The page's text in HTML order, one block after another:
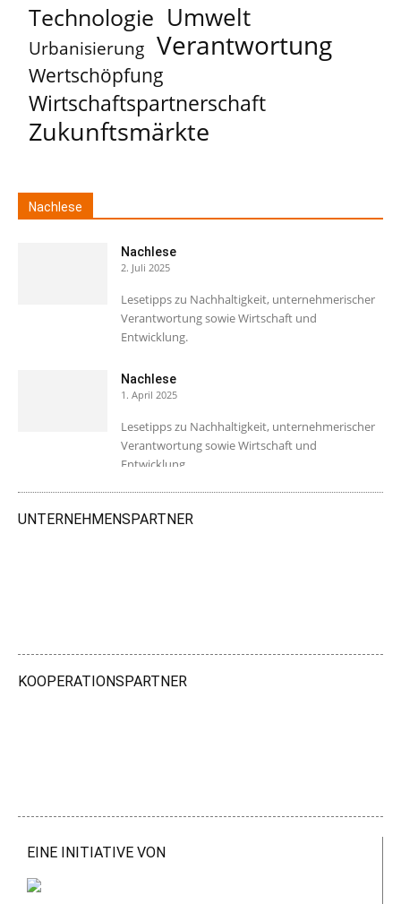
Technologie Umwelt
Urbanisierung Verantwortung
Wertschöpfung
Wirtschaftspartnerschaft
Zukunftsmärkte
Nachlese
Nachlese
2. Juli 2025
Lesetipps zu Nachhaltigkeit, unternehmerischer
Verantwortung sowie Wirtschaft und
Entwicklung.
Nachlese
1. April 2025
Lesetipps zu Nachhaltigkeit, unternehmerischer
Verantwortung sowie Wirtschaft und
Entwicklung.
UNTERNEHMENSPARTNER
KOOPERATIONSPARTNER
EINE INITIATIVE VON